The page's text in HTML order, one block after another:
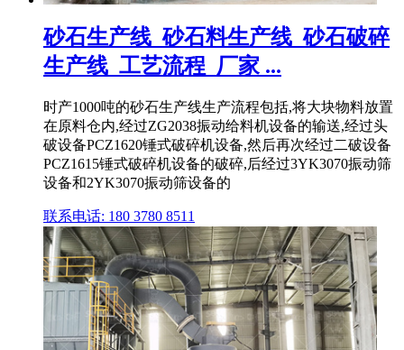
砂石生产线_砂石料生产线_砂石破碎
生产线_工艺流程_厂家 ...
时产1000吨的砂石生产线生产流程包括,将大块物料放置
在原料仓内,经过ZG2038振动给料机设备的输送,经过头
破设备PCZ1620锤式破碎机设备,然后再次经过二破设备
PCZ1615锤式破碎机设备的破碎,后经过3YK3070振动筛
设备和2YK3070振动筛设备的
联系电话: 180 3780 8511